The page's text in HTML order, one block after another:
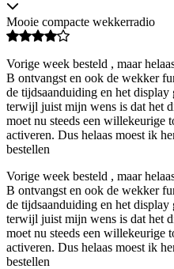
Mooie compacte wekkerradio
Vorige week besteld , maar
B ontvangst en ook de wekker
de tijdsaanduiding en het
terwijl juist mijn wens is dat het
moet nu steeds een willekeurige
activeren. Dus helaas moest ik
bestellen
Vorige week besteld , maar
B ontvangst en ook de wekker
de tijdsaanduiding en het
terwijl juist mijn wens is dat het
moet nu steeds een willekeurige
activeren. Dus helaas moest ik
bestellen